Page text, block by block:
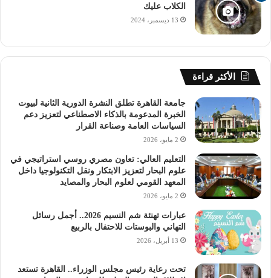
الكلاب عليك
13 ديسمبر، 2024
الأكثر قراءة
جامعة القاهرة تطلق النشرة الدورية الثانية لبيوت
الخبرة المدعومة بالذكاء الاصطناعي لتعزيز دعم
السياسات العامة وصناعة القرار
2 مايو، 2026
التعليم العالي: تعاون مصري روسي استراتيجي في
علوم البحار لتعزيز الابتكار ونقل التكنولوجيا داخل
المعهد القومي لعلوم البحار والمصايد
2 مايو، 2026
عبارات تهنئة شم النسيم 2026.. أجمل رسائل
التهاني والبوستات للاحتفال بالربيع
13 أبريل، 2026
تحت رعاية رئيس مجلس الوزراء.. القاهرة تستعد